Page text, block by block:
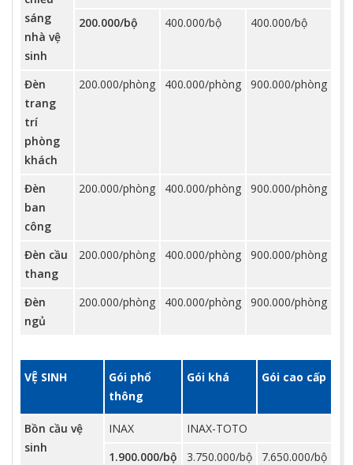
sáng
nhà vệ
sinh
200.000/bộ 400.000/bộ 400.000/bộ
Đèn
trang
trí
phòng
khách
200.000/phòng 400.000/phòng 900.000/phòng
Đèn
ban
công
200.000/phòng 400.000/phòng 900.000/phòng
Đèn cầu
thang
200.000/phòng 400.000/phòng 900.000/phòng
Đèn
ngủ
200.000/phòng 400.000/phòng 900.000/phòng
VỆ SINH
Gói phổ
thông
Gói khá Gói cao cấp
Bồn cầu vệ
sinh
INAX
INAX-TOTO
1.900.000/bộ
3.750.000/bộ
7.650.000/bộ